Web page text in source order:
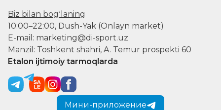
Biz bilan bogʻlaning
10:00–22:00, Dush-Yak (Onlayn market)
E-mail: marketing@di-sport.uz
Manzil: Toshkent shahri, A. Temur prospekti 60
Etalon ijtimoiy tarmoqlarda
Мини-приложение